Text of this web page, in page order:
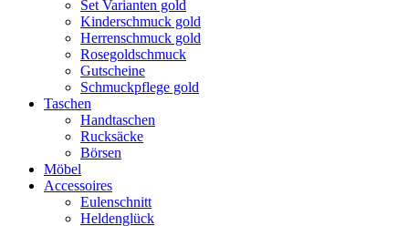
Set Varianten gold
Kinderschmuck gold
Herrenschmuck gold
Rosegoldschmuck
Gutscheine
Schmuckpflege gold
Taschen
Handtaschen
Rucksäcke
Börsen
Möbel
Accessoires
Eulenschnitt
Heldenglück